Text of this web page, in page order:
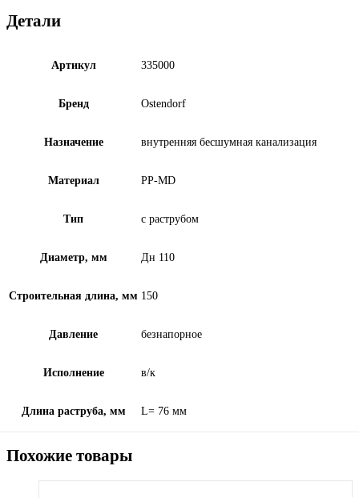
Детали
Артикул 335000
Бренд Ostendorf
Назначение внутренняя бесшумная канализация
Материал PP-MD
Тип с раструбом
Диаметр, мм Дн 110
Строительная длина, мм 150
Давление безнапорное
Исполнение в/к
Длина раструба, мм L= 76 мм
Похожие товары